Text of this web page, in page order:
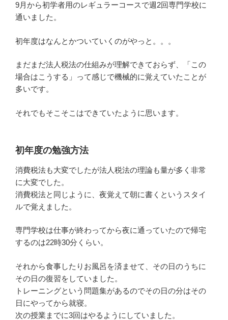
9月から初学者用のレギュラーコースで週2回専門学校に
通いました。
初年度はなんとかついていくのがやっと。。。
まだまだ法人税法の仕組みが理解できておらず、「この
場合はこうする」って感じで機械的に覚えていたことが
多いです。
それでもそこそこはできていたように思います。
初年度の勉強方法
消費税法も大変でしたが法人税法の理論も量が多く非常
に大変でした。
消費税法と同じように、夜覚えて朝に書くというスタイ
ルで覚えました。
専門学校は仕事が終わってから夜に通っていたので帰宅
するのは22時30分くらい。
それから食事したりお風呂を済ませて、その日のうちに
その日の復習をしていました。
トレーニングという問題集があるのでその日の分はその
日にやってから就寝。
次の授業までに3回はやるようにしていました。